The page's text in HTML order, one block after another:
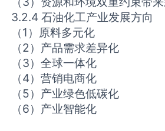
3.2.4 石油化工产业发展方向
（1）原料多元化
（2）产品需求差异化
（3）全球一体化
（4）营销电商化
（5）产业绿色低碳化
（6）产业智能化